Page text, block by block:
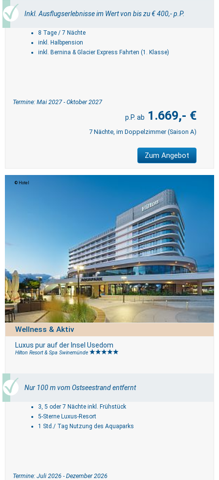
Inkl. Ausflugserlebnisse im Wert von bis zu € 400,- p.P.
8 Tage / 7 Nächte
inkl. Halbpension
inkl. Bernina & Glacier Express Fahrten (1. Klasse)
Termine: Mai 2027 - Oktober 2027
1.669,- €
7 Nächte, im Doppelzimmer (Saison A)
Zum Angebot
Hotel
Wellness & Aktiv
Luxus pur auf der Insel Usedom
Hilton Resort & Spa Swinemünde
Nur 100 m vom Ostseestrand entfernt
3, 5 oder 7 Nächte inkl. Frühstück
5-Sterne Luxus-Resort
1 Std./ Tag Nutzung des Aquaparks
Termine: Juli 2026 - Dezember 2026